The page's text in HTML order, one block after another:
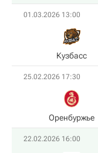
01.03.2026 13:00
Кузбасс
25.02.2026 17:30
Оренбуржье
22.02.2026 16:00